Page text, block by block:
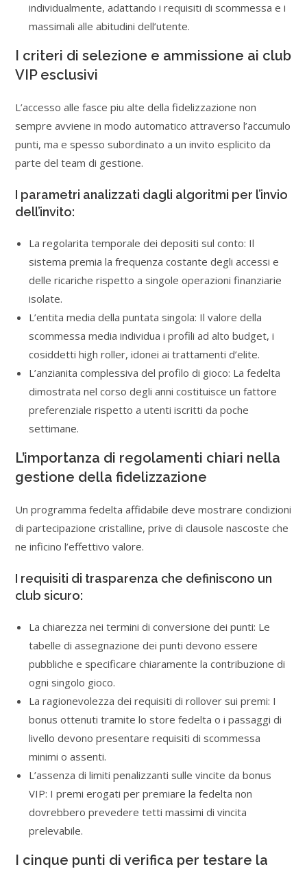
individualmente, adattando i requisiti di scommessa e i
massimali alle abitudini dell’utente.
I criteri di selezione e ammissione ai club
VIP esclusivi
L’accesso alle fasce piu alte della fidelizzazione non
sempre avviene in modo automatico attraverso l’accumulo
punti, ma e spesso subordinato a un invito esplicito da
parte del team di gestione.
I parametri analizzati dagli algoritmi per l’invio
dell’invito:
La regolarita temporale dei depositi sul conto: Il
sistema premia la frequenza costante degli accessi e
delle ricariche rispetto a singole operazioni finanziarie
isolate.
L’entita media della puntata singola: Il valore della
scommessa media individua i profili ad alto budget, i
cosiddetti high roller, idonei ai trattamenti d’elite.
L’anzianita complessiva del profilo di gioco: La fedelta
dimostrata nel corso degli anni costituisce un fattore
preferenziale rispetto a utenti iscritti da poche
settimane.
L’importanza di regolamenti chiari nella
gestione della fidelizzazione
Un programma fedelta affidabile deve mostrare condizioni
di partecipazione cristalline, prive di clausole nascoste che
ne inficino l’effettivo valore.
I requisiti di trasparenza che definiscono un
club sicuro:
La chiarezza nei termini di conversione dei punti: Le
tabelle di assegnazione dei punti devono essere
pubbliche e specificare chiaramente la contribuzione di
ogni singolo gioco.
La ragionevolezza dei requisiti di rollover sui premi: I
bonus ottenuti tramite lo store fedelta o i passaggi di
livello devono presentare requisiti di scommessa
minimi o assenti.
L’assenza di limiti penalizzanti sulle vincite da bonus
VIP: I premi erogati per premiare la fedelta non
dovrebbero prevedere tetti massimi di vincita
prelevabile.
I cinque punti di verifica per testare la